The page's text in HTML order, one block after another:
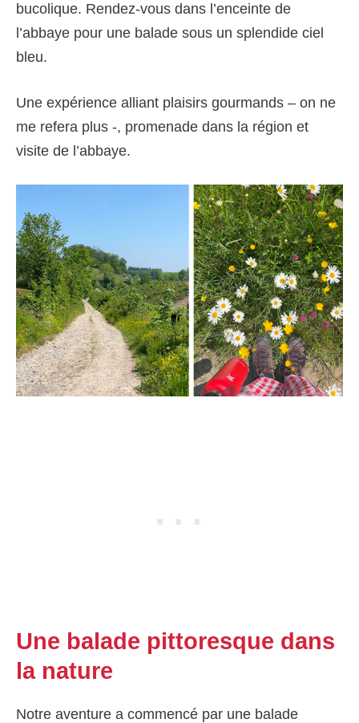
bucolique. Rendez-vous dans l’enceinte de
l’abbaye pour une balade sous un splendide ciel
bleu.
Une expérience alliant plaisirs gourmands – on ne
me refera plus -, promenade dans la région et
visite de l’abbaye.
Une balade pittoresque dans
la nature
Notre aventure a commencé par une balade